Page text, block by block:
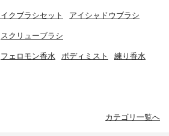
イクブラシセット アイシャドウブラシ
スクリューブラシ
フェロモン香水 ボディミスト 練り香水
カテゴリ一覧へ